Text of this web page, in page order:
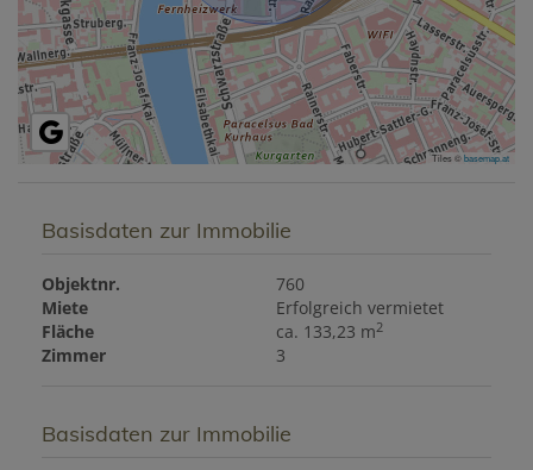
Tiles ©basemap.at
Basisdaten zur Immobilie
Objektnr.
760
Miete
Erfolgreich vermietet
Fläche
ca. 133,23 m2
Zimmer 3
Basisdaten zur Immobilie